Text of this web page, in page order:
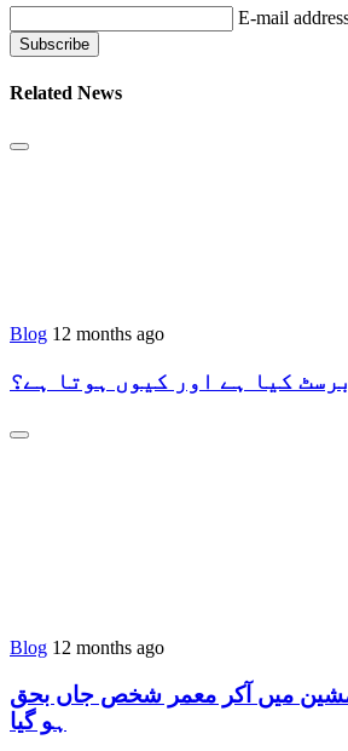
E-mail
Related News
Blog 12 months ago
برسٹ کیا ہے اور کیوں ہوتا ہے؟
Blog 12 months ago
مشین میں آکر معمر شخص جاں بحق
ہو گیا